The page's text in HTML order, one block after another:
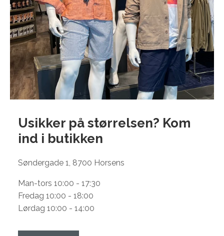
Usikker på størrelsen? Kom
ind i butikken
Søndergade 1, 8700 Horsens
Man-tors 10:00 - 17:30
Fredag 10:00 - 18:00
Lørdag 10:00 - 14:00